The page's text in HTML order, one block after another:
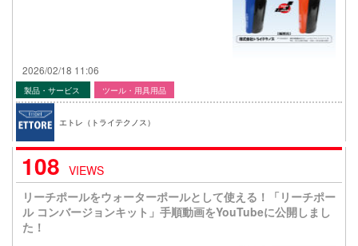
2026/02/18 11:06
製品・サービス ツール・用具用品
エトレ（トライテクノス）
108 VIEWS
リーチポールをウォーターポールとして使える！「リーチポー
ル コンバージョンキット」手順動画をYouTubeに公開しまし
た！